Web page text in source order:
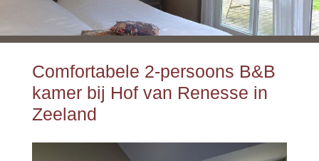
2-persoonskamer
Comfortabele boxsprings
Comfortabele 2-persoons B&B
kamer bij Hof van Renesse in
Zeeland